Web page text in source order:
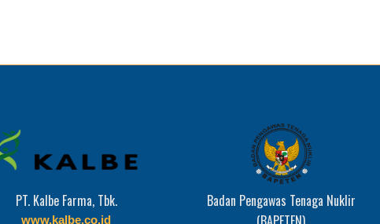
Badan Pengawas Tenaga Nuklir
Badan Riset dan Inovasi Nasional (BRIN)
www.brin.go.id